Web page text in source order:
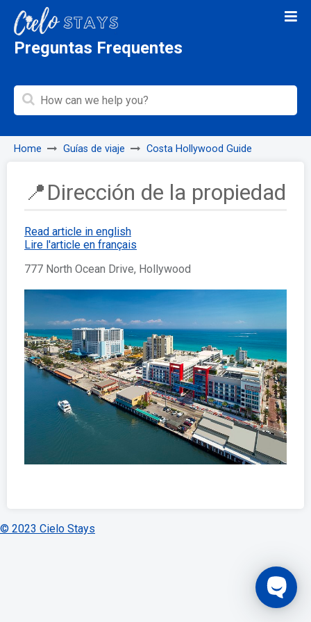
Preguntas Frequentes
Home Guías de viaje Costa Hollywood Guide
📍Dirección de la propiedad
Read article in english
Lire l'article en français
777 North Ocean Drive, Hollywood
© 2023 Cielo Stays